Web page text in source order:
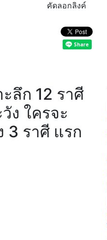
คัดลอกลิงค์
ลึก 12 ราศี
ง ใครจะ
3 ราศี แรก